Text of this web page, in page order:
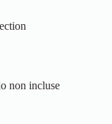
non incluse